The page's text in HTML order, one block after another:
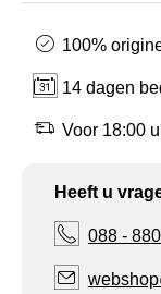
100%
14 dagen
Voor 18:00
Heeft u
088 -